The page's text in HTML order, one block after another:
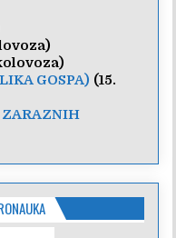
GOSPA) (15.
ZARAZNIH